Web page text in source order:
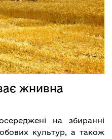
жнивна
на збиранні
культур, а також